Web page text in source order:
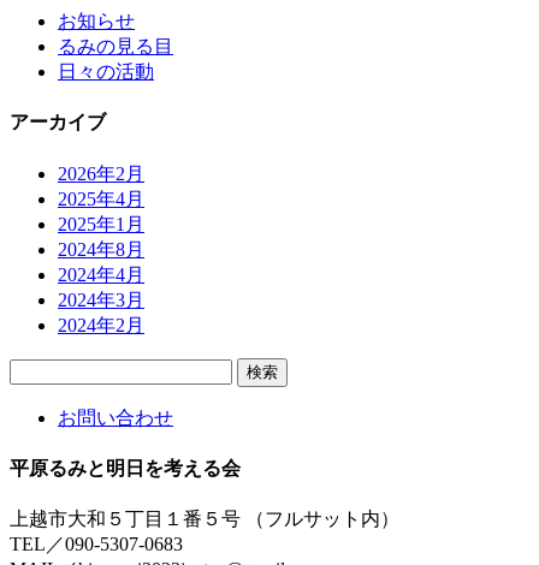
お知らせ
るみの見る目
日々の活動
アーカイブ
2026年2月
2025年4月
2025年1月
2024年8月
2024年4月
2024年3月
2024年2月
お問い合わせ
平原るみと明日を考える会
上越市大和５丁目１番５号 （フルサット内）
TEL／090-5307-0683